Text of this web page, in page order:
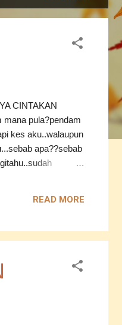
CINTAKAN
mana pula?pendam
kes aku..walaupun
apa??sebab
itu..merupakan
apa adanya..:)
READ MORE